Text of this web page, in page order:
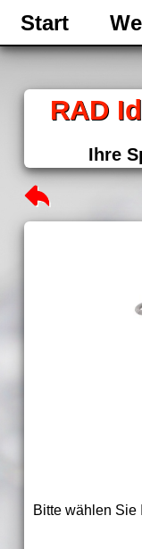
Start
RAD
Ihre
Bitte wählen Sie